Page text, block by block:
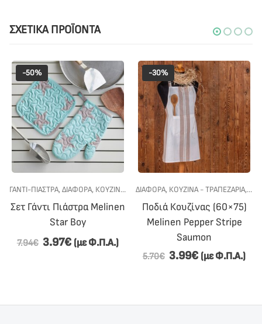
ΣΧΕΤΙΚΆ ΠΡΟΪΌΝΤΑ
,ΠΡΟΣΦΟΡΕΣ
-50%
ΓΆΝΤΙ-ΠΙΆΣΤΡΑ,ΔΙΆΦΟΡΑ, ΚΟΥΖΙΝΑ - ΤΡΑΠΕΖΑΡΙΑ ,ΠΡΟΣΦΟΡΕΣ
Σετ Γάντι Πιάστρα Melinen
Star Boy
7.94€ 3.97€ (με Φ.Π.Α.)
-30%
ΔΙΆΦΟΡΑ, ΚΟΥΖΙΝΑ - ΤΡΑΠΕΖΑΡΙΑ,
Ποδιά Κουζίνας (60×75)
Melinen Pepper Stripe
Saumon
5.70€ 3.99€ (με Φ.Π.Α.)